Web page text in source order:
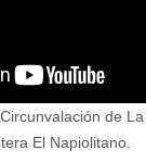
de
El Napiolitano.